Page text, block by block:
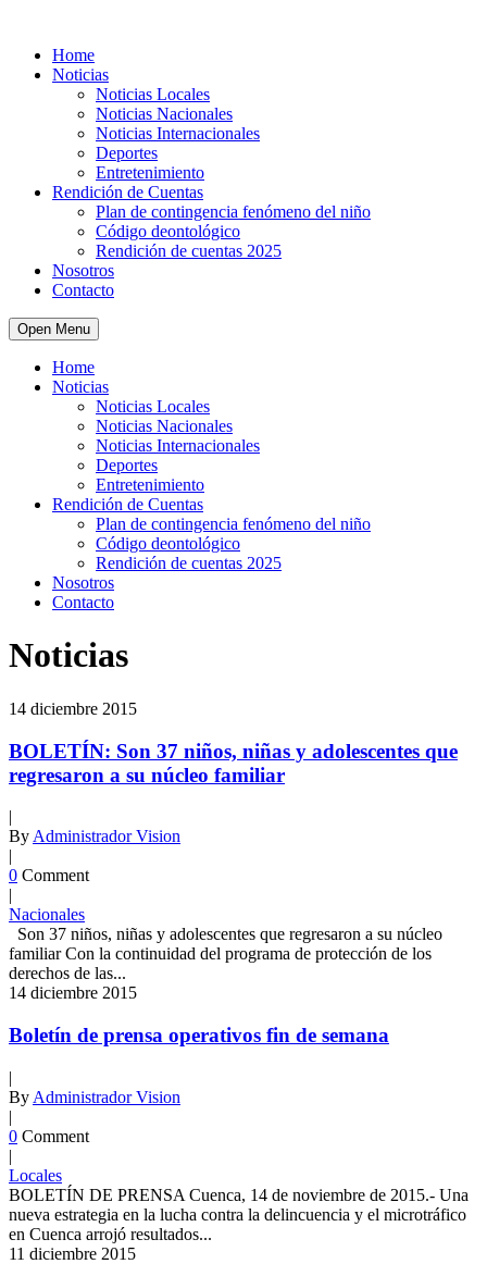
Home
Noticias
Noticias Locales
Noticias Nacionales
Noticias Internacionales
Deportes
Entretenimiento
Rendición de Cuentas
Plan de contingencia fenómeno del niño
Código deontológico
Rendición de cuentas 2025
Nosotros
Contacto
Open Menu
Home
Noticias
Noticias Locales
Noticias Nacionales
Noticias Internacionales
Deportes
Entretenimiento
Rendición de Cuentas
Plan de contingencia fenómeno del niño
Código deontológico
Rendición de cuentas 2025
Nosotros
Contacto
Noticias
14 diciembre 2015
BOLETÍN: Son 37 niños, niñas y adolescentes que
regresaron a su núcleo familiar
|
By Administrador Vision
|
0 Comment
|
Nacionales
Son 37 niños, niñas y adolescentes que regresaron a su núcleo
familiar Con la continuidad del programa de protección de los
derechos de las...
14 diciembre 2015
Boletín de prensa operativos fin de semana
|
By Administrador Vision
|
0 Comment
|
Locales
BOLETÍN DE PRENSA Cuenca, 14 de noviembre de 2015.- Una
nueva estrategia en la lucha contra la delincuencia y el microtráfico
en Cuenca arrojó resultados...
11 diciembre 2015